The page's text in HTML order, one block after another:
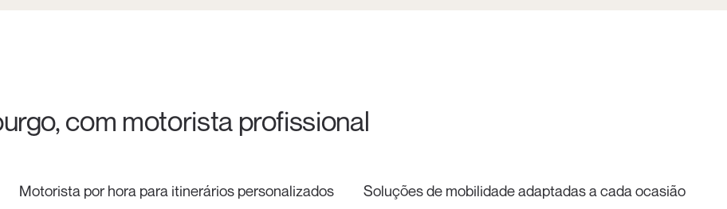
com motorista profissional
Motorista por hora para itinerários personalizados Soluções de mobilidade adaptadas a cada ocasião